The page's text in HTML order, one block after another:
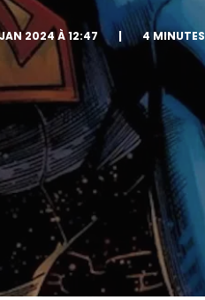
2024 À 12:47 | 4 MINUTES